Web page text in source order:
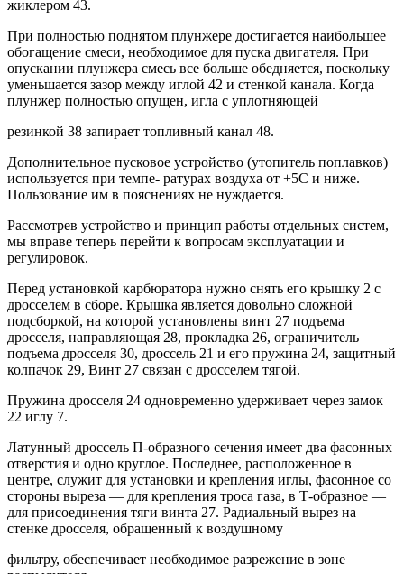
жиклером 43.
При полностью поднятом плунжере достигается наибольшее
обогащение смеси, необходимое для пуска двигателя. При
опускании плунжера смесь все больше обедняется, поскольку
уменьшается зазор между иглой 42 и стенкой канала. Когда
плунжер полностью опущен, игла с уплотняющей
резинкой 38 запирает топливный канал 48.
Дополнительное пусковое устройство (утопитель поплавков)
используется при темпе- ратурах воздуха от +5С и ниже.
Пользование им в пояснениях не нуждается.
Рассмотрев устройство и принцип работы отдельных систем,
мы вправе теперь перейти к вопросам эксплуатации и
регулировок.
Перед установкой карбюратора нужно снять его крышку 2 с
дросселем в сборе. Крышка является довольно сложной
подсборкой, на которой установлены винт 27 подъема
дросселя, направляющая 28, прокладка 26, ограничитель
подъема дросселя 30, дроссель 21 и его пружина 24, защитный
колпачок 29, Винт 27 связан с дросселем тягой.
Пружина дросселя 24 одновременно удерживает через замок
22 иглу 7.
Латунный дроссель П-образного сечения имеет два фасонных
отверстия и одно круглое. Последнее, расположенное в
центре, служит для установки и крепления иглы, фасонное со
стороны выреза — для крепления троса газа, в Т-образное —
для присоединения тяги винта 27. Радиальный вырез на
стенке дросселя, обращенный к воздушному
фильтру, обеспечивает необходимое разрежение в зоне